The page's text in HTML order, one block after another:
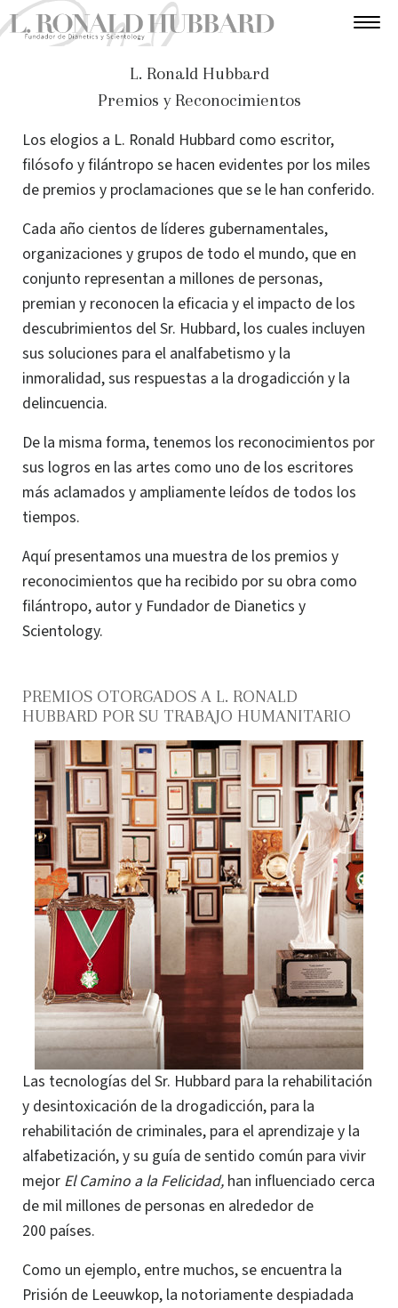
L. Ronald Hubbard
Premios y Reconocimientos
Los elogios a L. Ronald Hubbard como escritor,
filósofo y filántropo se hacen evidentes por los miles
de premios y proclamaciones que se le han conferido.
Cada año cientos de líderes gubernamentales,
organizaciones y grupos de todo el mundo, que en
conjunto representan a millones de personas,
premian y reconocen la eficacia y el impacto de los
descubrimientos del Sr. Hubbard, los cuales incluyen
sus soluciones para el analfabetismo y la
inmoralidad, sus respuestas a la drogadicción y la
delincuencia.
De la misma forma, tenemos los reconocimientos por
sus logros en las artes como uno de los escritores
más aclamados y ampliamente leídos de todos los
tiempos.
Aquí presentamos una muestra de los premios y
reconocimientos que ha recibido por su obra como
filántropo, autor y Fundador de Dianetics y
Scientology.
PREMIOS OTORGADOS A L. RONALD
HUBBARD POR SU TRABAJO HUMANITARIO
Las tecnologías del Sr. Hubbard para la rehabilitación
y desintoxicación de la drogadicción, para la
rehabilitación de criminales, para el aprendizaje y la
alfabetización, y su guía de sentido común para vivir
mejor El Camino a la Felicidad, han influenciado cerca
de mil millones de personas en alrededor de
200 países.
Como un ejemplo, entre muchos, se encuentra la
Prisión de Leeuwkop, la notoriamente despiadada